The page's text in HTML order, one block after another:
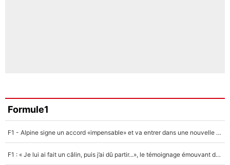
Formule1
F1 - Alpine signe un accord «impensable» et va entrer dans une nouvelle dimension : Grande nouvelle pour Pierre Gasly !
F1 : « Je lui ai fait un câlin, puis j’ai dû partir...», le témoignage émouvant de Max Verstappen sur sa fille